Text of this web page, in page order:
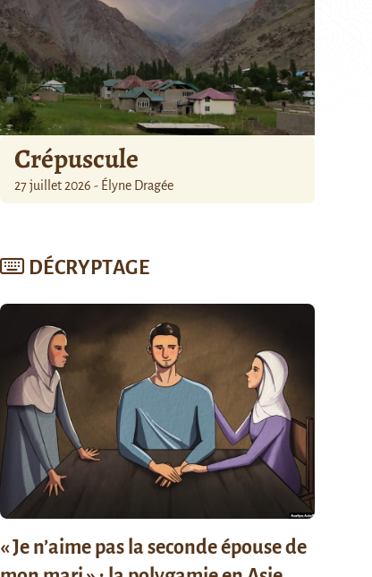
Crépuscule
27 juillet 2026 - Élyne Dragée
DÉCRYPTAGE
« Je n’aime pas la seconde épouse de